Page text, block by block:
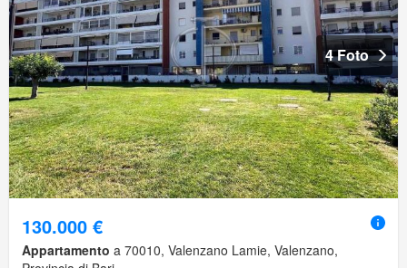
4 Foto
130.000 €
Appartamento a 70010, Valenzano Lamie, Valenzano,